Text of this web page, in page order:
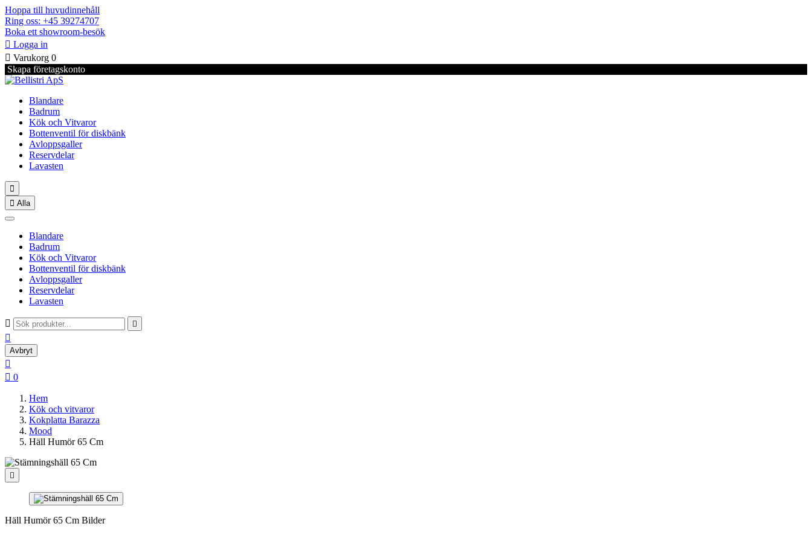
Hoppa till huvudinnehåll
Ring oss: +45 39274707
Boka ett showroom-besök
 Logga in
 Varukorg 0
Skapa företagskonto
Blandare
Badrum
Kök och Vitvaror
Bottenventil för diskbänk
Avloppsgaller
Reservdelar
Lavasten

 Alla
Blandare
Badrum
Kök och Vitvaror
Bottenventil för diskbänk
Avloppsgaller
Reservdelar
Lavasten
 

Avbryt

 0
Hem
Kök och vitvaror
Kokplatta Barazza
Mood
Häll Humör 65 Cm

Häll Humör 65 Cm Bilder